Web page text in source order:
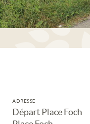
ADRESSE
Départ Place Foch